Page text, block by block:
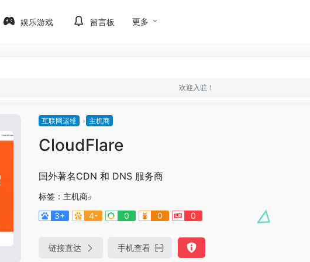
娱乐游戏 留言板 更多
欢迎入驻！
互联网运维 主机商
CloudFlare
国外著名CDN 和 DNS 服务商
标签： 主机商
3+
4- 0 0 0
链接直达 手机查看